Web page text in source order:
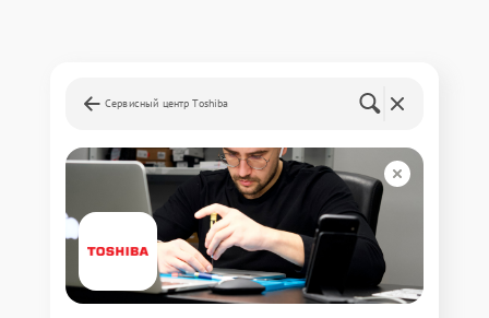
Сервисный центр Toshiba